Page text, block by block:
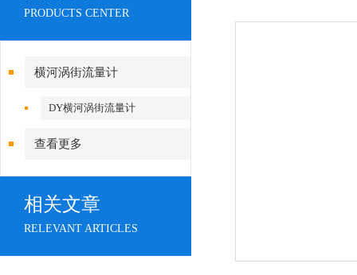
PRODUCTS CENTER
横河涡街流量计
DY横河涡街流量计
查看更多
相关文章
RELEVANT ARTICLES